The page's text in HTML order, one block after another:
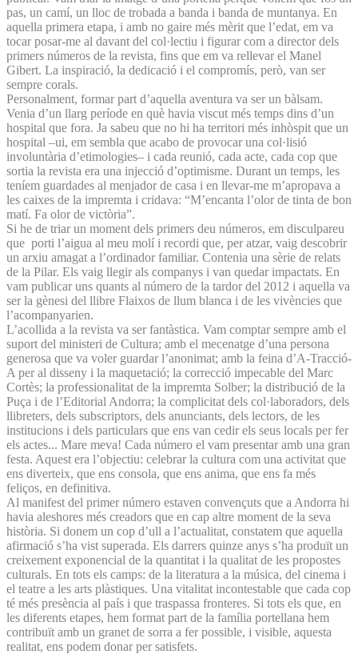
pas, un camí, un lloc de trobada a banda i banda de muntanya. En
aquella primera etapa, i amb no gaire més mèrit que l’edat, em va
tocar posar-me al davant del col·lectiu i figurar com a director dels
primers números de la revista, fins que em va rellevar el Manel
Gibert. La inspiració, la dedicació i el compromís, però, van ser
sempre corals.
Personalment, formar part d’aquella aventura va ser un bàlsam.
Venia d’un llarg període en què havia viscut més temps dins d’un
hospital que fora. Ja sabeu que no hi ha territori més inhòspit que un
hospital –ui, em sembla que acabo de provocar una col·lisió
involuntària d’etimologies– i cada reunió, cada acte, cada cop que
sortia la revista era una injecció d’optimisme. Durant un temps, les
teníem guardades al menjador de casa i en llevar-me m’apropava a
les caixes de la impremta i cridava: “M’encanta l’olor de tinta de bon
matí. Fa olor de victòria”.
Si he de triar un moment dels primers deu números, em disculpareu
que porti l’aigua al meu molí i recordi que, per atzar, vaig descobrir
un arxiu amagat a l’ordinador familiar. Contenia una sèrie de relats
de la Pilar. Els vaig llegir als companys i van quedar impactats. En
vam publicar uns quants al número de la tardor del 2012 i aquella va
ser la gènesi del llibre Flaixos de llum blanca i de les vivències que
l’acompanyarien.
L’acollida a la revista va ser fantàstica. Vam comptar sempre amb el
suport del ministeri de Cultura; amb el mecenatge d’una persona
generosa que va voler guardar l’anonimat; amb la feina d’A-Tracció-
A per al disseny i la maquetació; la correcció impecable del Marc
Cortès; la professionalitat de la impremta Solber; la distribució de la
Puça i de l’Editorial Andorra; la complicitat dels col·laboradors, dels
llibreters, dels subscriptors, dels anunciants, dels lectors, de les
institucions i dels particulars que ens van cedir els seus locals per fer
els actes... Mare meva! Cada número el vam presentar amb una gran
festa. Aquest era l’objectiu: celebrar la cultura com una activitat que
ens diverteix, que ens consola, que ens anima, que ens fa més
feliços, en definitiva.
Al manifest del primer número estaven convençuts que a Andorra hi
havia aleshores més creadors que en cap altre moment de la seva
història. Si donem un cop d’ull a l’actualitat, constatem que aquella
afirmació s’ha vist superada. Els darrers quinze anys s’ha produït un
creixement exponencial de la quantitat i la qualitat de les propostes
culturals. En tots els camps: de la literatura a la música, del cinema i
el teatre a les arts plàstiques. Una vitalitat incontestable que cada cop
té més presència al país i que traspassa fronteres. Si tots els que, en
les diferents etapes, hem format part de la família portellana hem
contribuït amb un granet de sorra a fer possible, i visible, aquesta
realitat, ens podem donar per satisfets.